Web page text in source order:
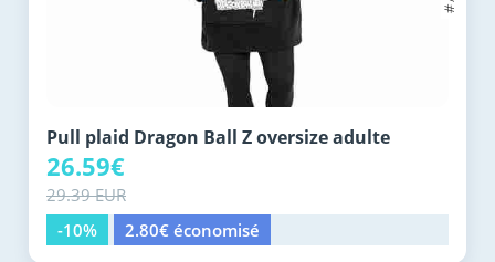
Pull plaid Dragon Ball Z oversize adulte
26.59€
29.39 EUR
-10%
2.80€ économisé